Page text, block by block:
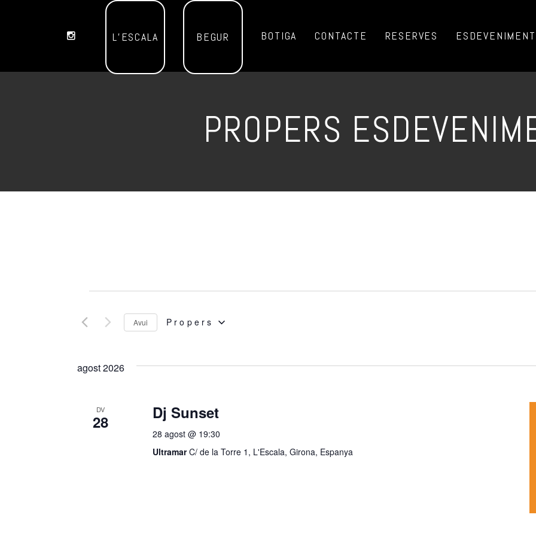
L’ESCALA BEGUR BOTIGA CONTACTE RESERVES
PROPERS
Esdeveniments
Avui Propers
DATA.
agost 2026
DV
28 Dj Sunset
28 agost @ 19:30
UltramarC/ de la Torre 1, L'Escala, Girona, Espanya